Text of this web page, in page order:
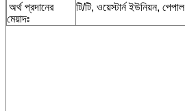
অর্থ প্রদানের
মেয়াদঃ
টি/টি, ওয়েস্টার্ন ইউনিয়ন, পেপাল